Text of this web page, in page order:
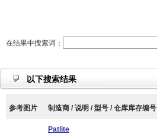
在结果中搜索词：
以下搜索结果
参考图片 制造商 / 说明 / 型号 / 仓库库存编号
Patlite